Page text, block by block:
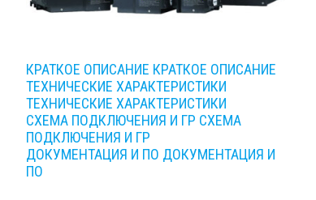
КРАТКОЕ ОПИСАНИЕ КРАТКОЕ ОПИСАНИЕ
ТЕХНИЧЕСКИЕ ХАРАКТЕРИСТИКИ
ТЕХНИЧЕСКИЕ ХАРАКТЕРИСТИКИ
СХЕМА ПОДКЛЮЧЕНИЯ И ГР СХЕМА
ПОДКЛЮЧЕНИЯ И ГР
ДОКУМЕНТАЦИЯ И ПО ДОКУМЕНТАЦИЯ И
ПО